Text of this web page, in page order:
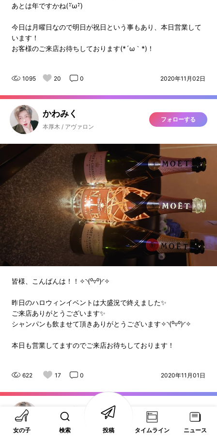
あとは年ですかね(･ัω･ั)
今日は月曜日なので明日が祝日という事もあり、本日営業して
います！
お客様のご来店お待ちしております(*´ω｀*)！
1095 20 0 2020年11月02日
かわみく
本厚木 / アヴァロン
フォローする
皆様、こんばんは！！✧◝(⁰▿⁰)◜✧
昨日のハロウィンイベントは大盛況で終えました✨
ご来店ありがとうございます✨
シャンパンも飲ませて頂きありがとうございます✧◝(⁰▿⁰)◜✧
本日も営業してますのでご来店お待ちしております！
622 17 0 2020年11月01日
かわみく
本厚木 / アヴァロン
フォローする
女の子
検索 投稿 タイムライン ニュース